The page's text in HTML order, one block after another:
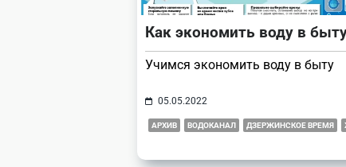
Как экономить воду в
Учимся экономить воду в быту
05.05.2022
АРХИВ ВОДОКАНАЛ ДЗЕРЖИНСКОЕ ВРЕМЯ